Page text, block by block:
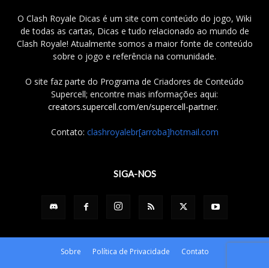
O Clash Royale Dicas é um site com conteúdo do jogo, Wiki
de todas as cartas, Dicas e tudo relacionado ao mundo de
Clash Royale! Atualmente somos a maior fonte de conteúdo
sobre o jogo e referência na comunidade.
O site faz parte do Programa de Criadores de Conteúdo
Supercell; encontre mais informações aqui:
creators.supercell.com/en/supercell-partner.
Contato: clashroyalebr[arroba]hotmail.com
SIGA-NOS
Sobre Política de Privacidade Contato